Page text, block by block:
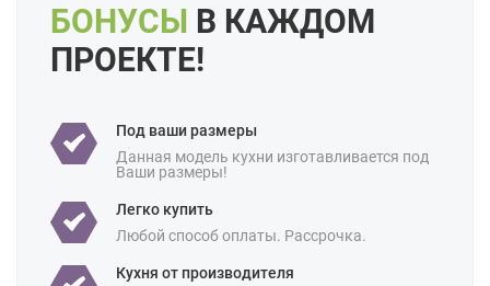
Особенности: Встроенные
Готовые
С встроенной техникой
Ценовая
категория:
Назначение: В частный дом
Площадь: 18 кв м
фасаду:
БОНУСЫ В КАЖДОМ
ПРОЕКТЕ!
Под ваши размеры
Данная модель кухни изготавливается под
Ваши размеры!
Легко купить
Любой способ оплаты. Рассрочка.
Кухня от производителя